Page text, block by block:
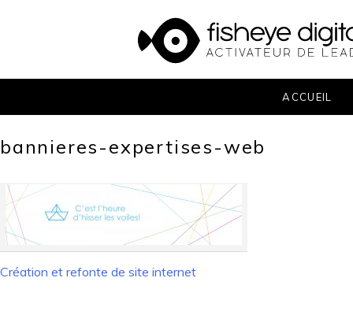
ACCUEIL
bannieres-expertises-web
Navigation
Création et refonte de site internet